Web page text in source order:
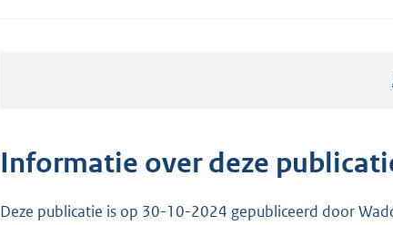
Informatie over deze
Deze publicatie is op 30-10-2024 gepubliceerd door